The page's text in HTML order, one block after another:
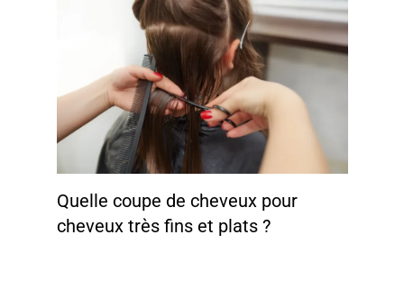
Quelle coupe de cheveux pour
cheveux très fins et plats ?